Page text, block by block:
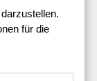
für die